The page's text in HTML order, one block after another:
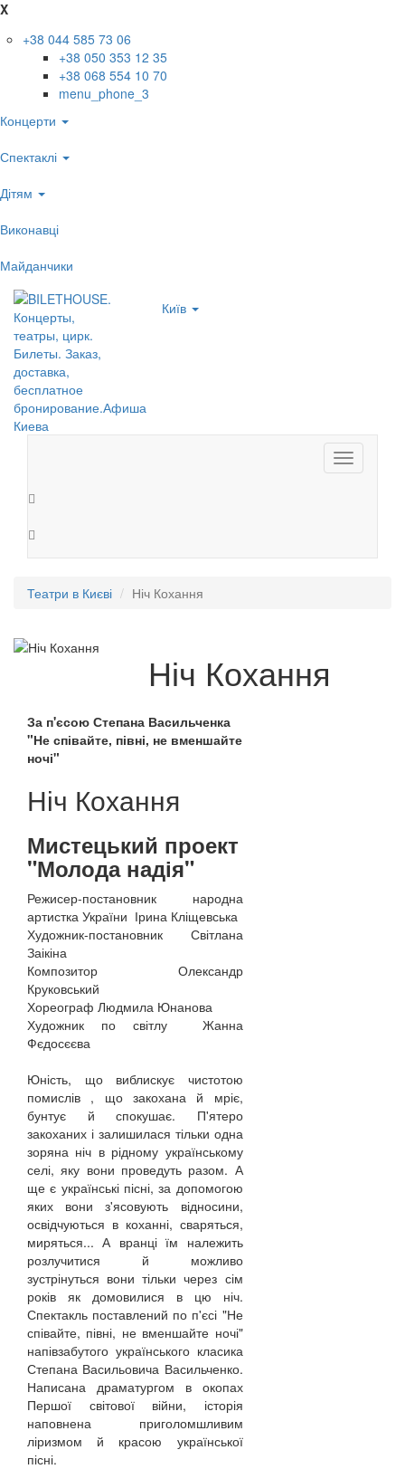
X
+38 044 585 73 06
+38 050 353 12 35
+38 068 554 10 70
menu_phone_3
Концерти
Спектаклі
Дітям
Виконавці
Майданчики
Київ
Toggle
navigation
Театри в Києві Ніч Кохання
Ніч Кохання
За п'єсою Степана Васильченка
"Не співайте, півні, не вменшайте
ночі"
Ніч Кохання
Мистецький проект
"Молода надія"
Режисер-постановник народна
артистка України Ірина Кліщевська
Художник-постановник Світлана
Заікіна
Композитор Олександр
Круковський
Хореограф Людмила Юнанова
Художник по світлу Жанна
Фєдосєєва
Юність, що виблискує чистотою
помислів , що закохана й мріє,
бунтує й спокушає. П'ятеро
закоханих і залишилася тільки одна
зоряна ніч в рідному українському
селі, яку вони проведуть разом. А
ще є українські пісні, за допомогою
яких вони з'ясовують відносини,
освідчуються в коханні, сваряться,
миряться... А вранці їм належить
розлучитися й можливо
зустрінуться вони тільки через сім
років як домовилися в цю ніч.
Спектакль поставлений по п'єсі "Не
співайте, півні, не вменшайте ночі"
напівзабутого українського класика
Степана Васильовича Васильченко.
Написана драматургом в окопах
Першої світової війни, історія
наповнена приголомшливим
ліризмом й красою української
пісні.